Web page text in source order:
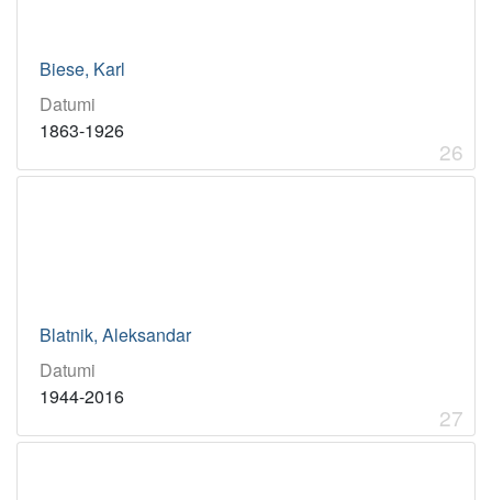
Biese, Karl
Datumi
1863-1926
26
Blatnik, Aleksandar
Datumi
1944-2016
27